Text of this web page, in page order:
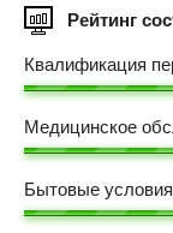
Рейтинг
Квалификация
Медицинское
Бытовые